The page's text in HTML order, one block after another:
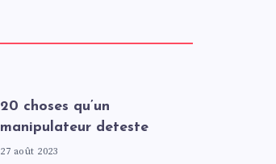
20 choses qu’un
manipulateur deteste
27 août 2023